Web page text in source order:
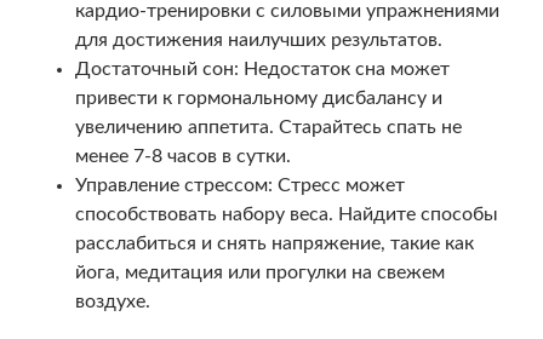
кардио-тренировки с силовыми упражнениями
для достижения наилучших результатов.
Достаточный сон: Недостаток сна может
привести к гормональному дисбалансу и
увеличению аппетита. Старайтесь спать не
менее 7-8 часов в сутки.
Управление стрессом: Стресс может
способствовать набору веса. Найдите способы
расслабиться и снять напряжение, такие как
йога, медитация или прогулки на свежем
воздухе.